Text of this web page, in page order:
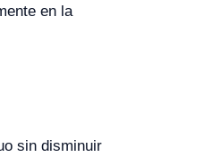
en la
sin disminuir